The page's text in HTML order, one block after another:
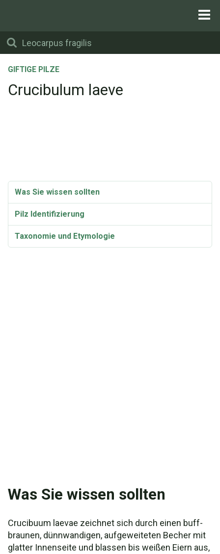
GIFTIGE PILZE
Crucibulum laeve
Was Sie wissen sollten
Pilz Identifizierung
Taxonomie und Etymologie
Was Sie wissen sollten
Crucibuum laevae zeichnet sich durch einen buff-
braunen, dünnwandigen, aufgeweiteten Becher mit
glatter Innenseite und blassen bis weißen Eiern aus,